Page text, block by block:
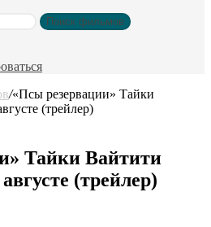
Поиск фильмов
/«Псы резервации» Тайки
(трейлер)
Тайки Вайтити
(трейлер)